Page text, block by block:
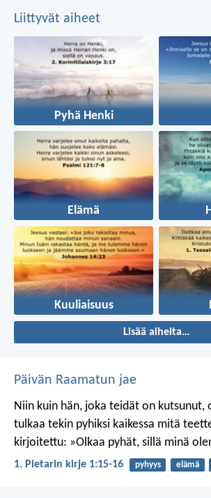
Liittyvät aiheet
Pyhä Henki
Elämä
Kuuliaisuus
Lisää aiheita…
Päivän Raamatun jae
Niin kuin hän, joka teidät on kutsunut,
tulkaa tekin pyhiksi kaikessa mitä
kirjoitettu: »Olkaa pyhät, sillä minä
1. Pietarin kirje 1:15-16 pyhyys elämä